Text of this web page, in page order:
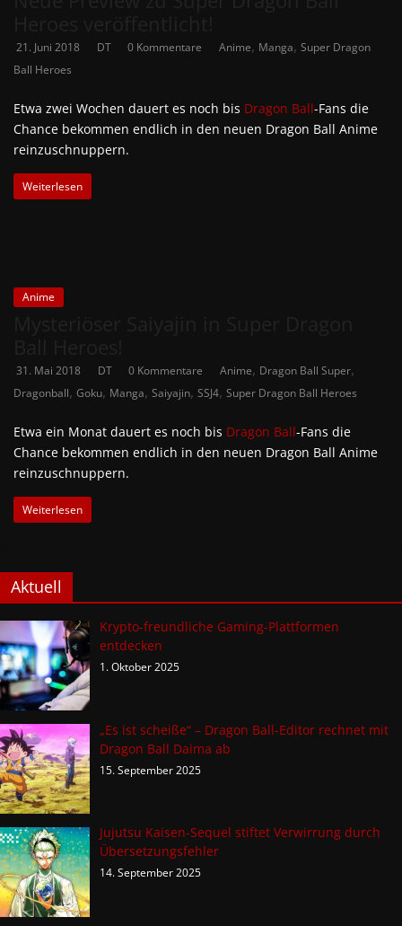
21. Juni 2018 DT 0 Kommentare Anime, Manga, Super Dragon
Ball Heroes
Etwa zwei Wochen dauert es noch bis Dragon Ball-Fans die
Chance bekommen endlich in den neuen Dragon Ball Anime
reinzuschnuppern.
Weiterlesen
Anime
31. Mai 2018 DT 0 Kommentare Anime, Dragon Ball Super,
Dragonball, Goku, Manga, Saiyajin, SSJ4, Super Dragon Ball Heroes
Etwa ein Monat dauert es noch bis Dragon Ball-Fans die
Chance bekommen endlich in den neuen Dragon Ball Anime
reinzuschnuppern.
Weiterlesen
Aktuell
Krypto-freundliche Gaming-Plattformen
entdecken
1. Oktober 2025
„Es ist scheiße“ – Dragon Ball-Editor rechnet mit
Dragon Ball Daima ab
15. September 2025
Jujutsu Kaisen-Sequel stiftet Verwirrung durch
Übersetzungsfehler
14. September 2025